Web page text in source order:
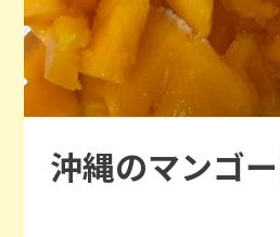
沖縄のマンゴー